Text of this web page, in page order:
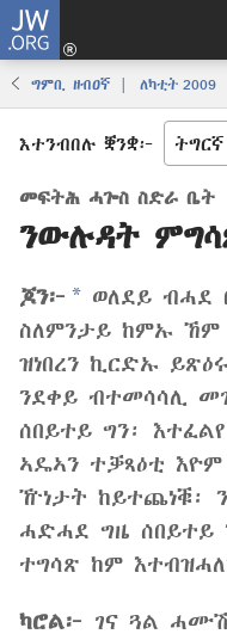
JW.ORG
ግምቢ ዘብዐኛ | ለካቲት 2009
እተንብበሉ ቛንቋ፦
መፍትሕ ሓጐስ ስድራ ቤት
ንውሉዳት
ጆን፦ * ወለደይ ብሓደ
ስለምንታይ ከምኡ ኸም
ዝነበረን ኪርድኡ
ንደቀይ ብተመሳሳሊ
ሰበይተይ ግን፡
ኣዴኣን ተቓጻዕቲ
ዅነታት ከይተጨነቑ፡
ሓድሓደ ግዜ ሰበይተይ
ተግሳጽ ከም
ካሮል፦
ገና ጓል